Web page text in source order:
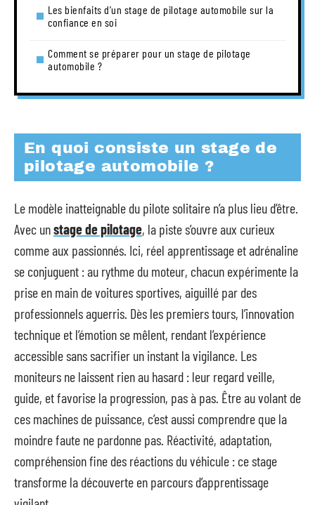
Les bienfaits d’un stage de pilotage automobile sur la
confiance en soi
Comment se préparer pour un stage de pilotage
automobile ?
En quoi consiste un stage de
pilotage automobile ?
Le modèle inatteignable du pilote solitaire n’a plus lieu d’être.
Avec unstage de pilotage, la piste s’ouvre aux curieux
comme aux passionnés. Ici, réel apprentissage et adrénaline
se conjuguent : au rythme du moteur, chacun expérimente la
prise en main de voitures sportives, aiguillé par des
professionnels aguerris. Dès les premiers tours, l’innovation
technique et l’émotion se mêlent, rendant l’expérience
accessible sans sacrifier un instant la vigilance. Les
moniteurs ne laissent rien au hasard : leur regard veille,
guide, et favorise la progression, pas à pas. Être au volant de
ces machines de puissance, c’est aussi comprendre que la
moindre faute ne pardonne pas. Réactivité, adaptation,
compréhension fine des réactions du véhicule : ce stage
transforme la découverte en parcours d’apprentissage